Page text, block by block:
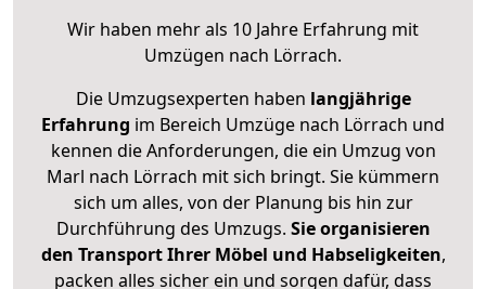
Wir haben mehr als 10 Jahre Erfahrung mit
Umzügen nach Lörrach.
Die Umzugsexperten haben langjährige
Erfahrung im Bereich Umzüge nach Lörrach und
kennen die Anforderungen, die ein Umzug von
Marl nach Lörrach mit sich bringt. Sie kümmern
sich um alles, von der Planung bis hin zur
Durchführung des Umzugs. Sie organisieren
den Transport Ihrer Möbel und Habseligkeiten,
packen alles sicher ein und sorgen dafür, dass